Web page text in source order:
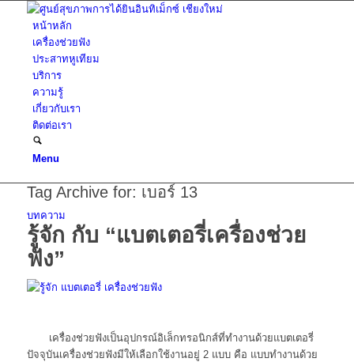
หน้าหลัก
เครื่องช่วยฟัง
ประสาทหูเทียม
บริการ
ความรู้
เกี่ยวกับเรา
ติดต่อเรา
Menu
Tag Archive for: เบอร์ 13
บทความ
รู้จัก กับ “แบตเตอรี่เครื่องช่วย
ฟัง”
เครื่องช่วยฟังเป็นอุปกรณ์อิเล็กทรอนิกส์ที่ทำงานด้วยแบตเตอรี่
ปัจจุบันเครื่องช่วยฟังมีให้เลือกใช้งานอยู่ 2 แบบ คือ แบบทำงานด้วย